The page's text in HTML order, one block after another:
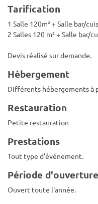
Tarification
1 Salle 120m² + Salle bar/
2 Salles 120 m² + Salle bar/
Devis réalisé sur demande.
Hébergement
Différents hébergements à
Restauration
Petite restauration
Prestations
Tout type d'événement.
Période d'ouverture
Ouvert toute l'année.